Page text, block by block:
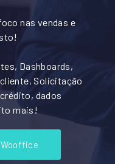
nas vendas e
Dashboards,
Solicitação
dados
mais!